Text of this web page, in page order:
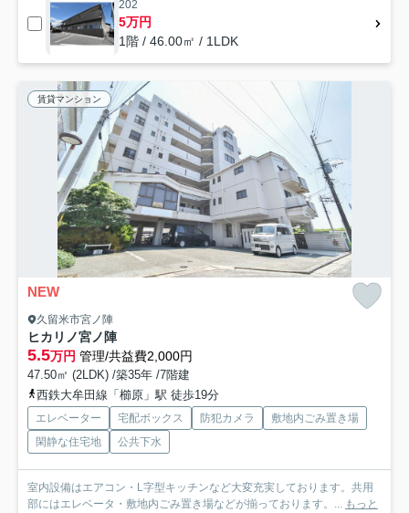
202
5万円
1階 / 46.00㎡ / 1LDK
賃貸マンション
NEW
久留米市宮ノ陣
ヒカリノ宮ノ陣
5.5万円 管理/共益費2,000円
47.50㎡ (2LDK) /築35年 /7階建
西鉄大牟田線「櫛原」駅 徒歩19分
エレベーター 宅配ボックス 防犯カメラ
敷地内ごみ置き場
閑静な住宅地
公共下水
室内設備はエアコン・L字型キッチンなど大変充実しております。共用
部にはエレベータ・敷地内ごみ置き場などが揃っております。... もっと